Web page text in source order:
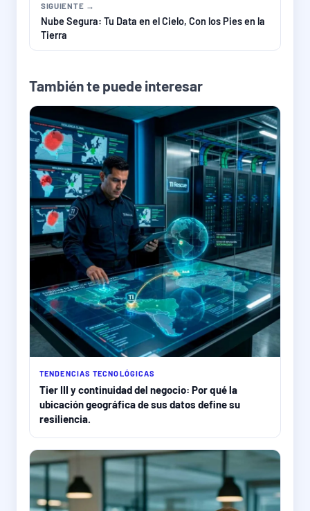
SIGUIENTE →
Nube Segura: Tu Data en el Cielo, Con los Pies en la
Tierra
También te puede interesar
TENDENCIAS TECNOLÓGICAS
Tier III y continuidad del negocio: Por qué la
ubicación geográfica de sus datos define su
resiliencia.